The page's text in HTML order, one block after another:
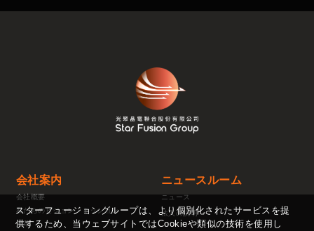
スターフュージョングループは、より個別化されたサービスを提
供するため、当ウェブサイトではCookieや類似の技術を使用し
会社案内
会社概要
私たちのビジョン・ミッション
沿革
ニュースルーム
ニュース
法人の説明